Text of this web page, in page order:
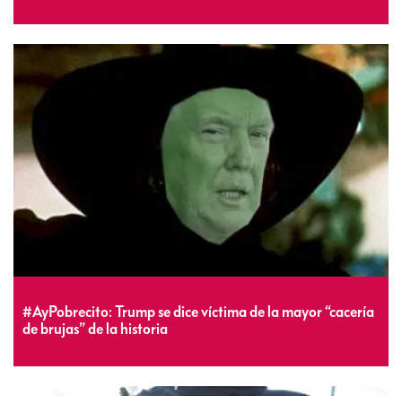
#AyPobrecito: Trump se dice víctima de la mayor “cacería
de brujas” de la historia